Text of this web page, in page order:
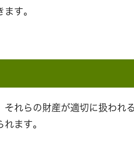
す。
れらの財産が適切に扱われ
ます。